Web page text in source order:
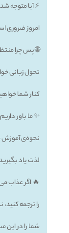
⚡️ آیا متوجه
امروز ضروری
🌐 پس چرا
تحول زبانی
کنار شما
✨ ما باور
نحوه‌ی آموزش
لذت یاد
🔥 اگر عذاب
را ترجمه
شما را در